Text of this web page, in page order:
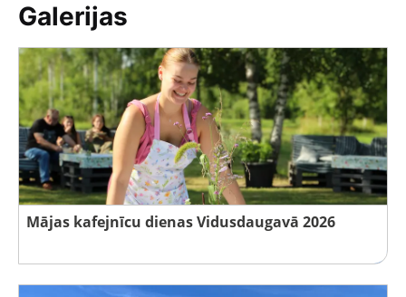
Galerijas
Mājas kafejnīcu dienas Vidusdaugavā 2026